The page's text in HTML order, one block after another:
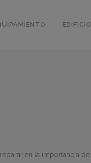
en la importancia